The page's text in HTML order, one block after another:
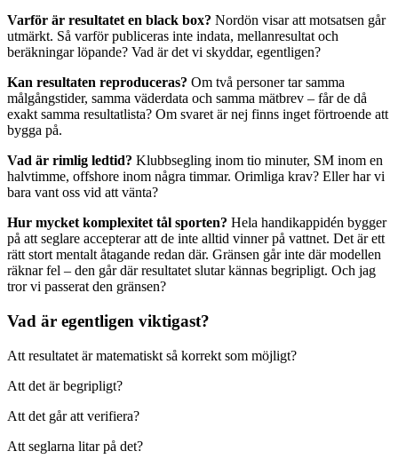
Varför är resultatet en black box? Nordön visar att motsatsen går
utmärkt. Så varför publiceras inte indata, mellanresultat och
beräkningar löpande? Vad är det vi skyddar, egentligen?
Kan resultaten reproduceras? Om två personer tar samma
målgångstider, samma väderdata och samma mätbrev – får de då
exakt samma resultatlista? Om svaret är nej finns inget förtroende att
bygga på.
Vad är rimlig ledtid? Klubbsegling inom tio minuter, SM inom en
halvtimme, offshore inom några timmar. Orimliga krav? Eller har vi
bara vant oss vid att vänta?
Hur mycket komplexitet tål sporten? Hela handikappidén bygger
på att seglare accepterar att de inte alltid vinner på vattnet. Det är ett
rätt stort mentalt åtagande redan där. Gränsen går inte där modellen
räknar fel – den går där resultatet slutar kännas begripligt. Och jag
tror vi passerat den gränsen?
Vad är egentligen viktigast?
Att resultatet är matematiskt så korrekt som möjligt?
Att det är begripligt?
Att det går att verifiera?
Att seglarna litar på det?